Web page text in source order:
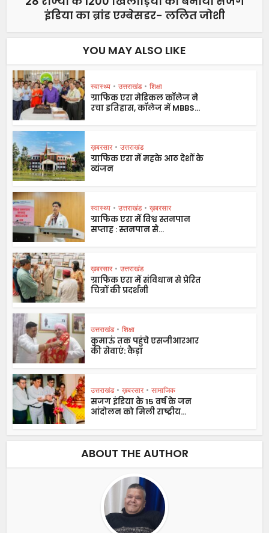
इंडिया का ब्रांड एम्बेसडर- ललित जोशी
YOU MAY ALSO LIKE
स्वास्थ्य • उत्तराखंड • शिक्षा
ग्राफिक एरा मेडिकल कॉलेज ने
रचा इतिहास, कॉलेज में MBBS...
ख़बरसार • उत्तराखंड
ग्राफिक एरा में महके आठ देशों के
व्यंजन
स्वास्थ्य • उत्तराखंड • ख़बरसार
ग्राफिक एरा में विश्व स्तनपान
सप्ताह : स्तनपान से...
ख़बरसार • उत्तराखंड
ग्राफिक एरा में संविधान से प्रेरित
चित्रों की प्रदर्शनी
उत्तराखंड • शिक्षा
कुमाऊं तक पहुंचे एसजीआरआर
की सेवाएं: कैड़ा
उत्तराखंड • ख़बरसार • सामाजिक
सजग इंडिया के 15 वर्ष के जन
आंदोलन को मिली राष्ट्रीय...
ABOUT THE AUTHOR